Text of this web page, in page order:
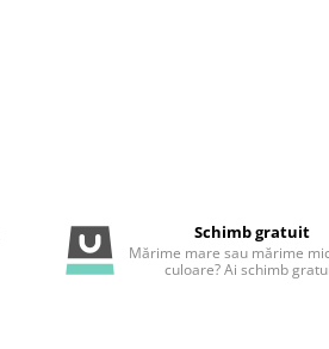
Schimb gratuit
Mărime mare sau mărime
culoare? Ai schimb